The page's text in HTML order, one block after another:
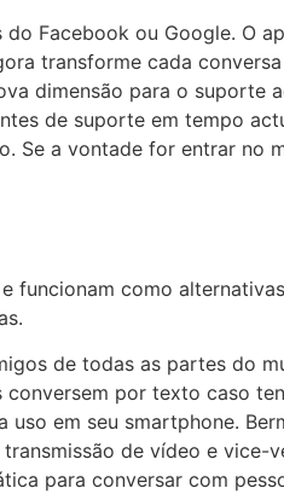
Facebook ou Google. O
transforme cada conversa
dimensão para o suporte
de suporte em tempo
Se a vontade for entrar no
funcionam como
de todas as partes do
por texto caso
em seu smartphone.
de vídeo e vice-
para conversar com